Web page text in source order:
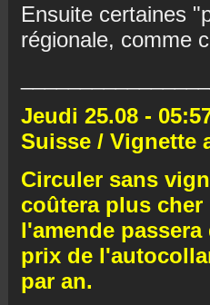
Ensuite certaines
régionale, comme
Jeudi 25.08 -
Suisse / Vignette
Circuler sans
coûtera plus cher
l'amende passera
prix de
par an.